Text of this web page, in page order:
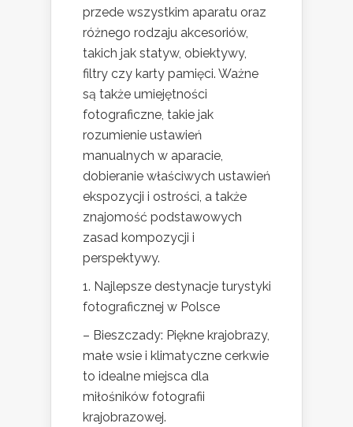
przede wszystkim aparatu oraz
różnego rodzaju akcesoriów,
takich jak statyw, obiektywy,
filtry czy karty pamięci. Ważne
są także umiejętności
fotograficzne, takie jak
rozumienie ustawień
manualnych w aparacie,
dobieranie właściwych ustawień
ekspozycji i ostrości, a także
znajomość podstawowych
zasad kompozycji i
perspektywy.
1. Najlepsze destynacje turystyki
fotograficznej w Polsce
– Bieszczady: Piękne krajobrazy,
małe wsie i klimatyczne cerkwie
to idealne miejsca dla
miłośników fotografii
krajobrazowej.